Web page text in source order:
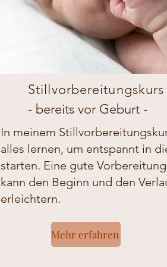
Stillvorbereitungskurs
- bereits vor Geburt -​
In meinem
alles lernen, um entspannt in
starten. Eine gute
kann den Beginn und den
erleichtern.
Mehr erfahren